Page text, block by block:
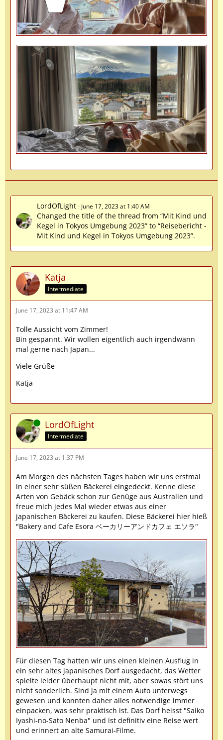
LordOfLight June 17, 2023 at 1:40 AM
Changed the title of the thread from “Mit Kind und
Kegel in Tokyos Umgebung 2023” to “Reisebericht -
Mit Kind und Kegel in Tokyos Umgebung 2023”.
Katja
Intermediate
June 17, 2023 at 11:47 AM
Tolle Aussicht vom Zimmer!
Bin gespannt. Wir wollen eigentlich auch irgendwann
mal gerne nach Japan...
Viele Grüße
Katja
Online LordOfLight
Intermediate
June 17, 2023 at 1:37 PM
Am Morgen des nächsten Tages haben wir uns erstmal
in einer sehr süßen Bäckerei eingedeckt. Kenne diese
Arten von Gebäck schon zur Genüge aus Australien und
freue mich jedes Mal wieder etwas aus einer
japanischen Bäckerei zu kaufen. Diese Bäckerei hier hieß
"Bakery and Cafe Esora ベーカリーアンドカフェ エソラ"
Für diesen Tag hatten wir uns einen kleinen Ausflug in
ein sehr altes japanisches Dorf ausgedacht, das Wetter
spielte leider überhaupt nicht mit, aber sowas stört uns
nicht sonderlich. Sind ja mit einem Auto unterwegs
gewesen und konnten daher alles notwendige immer
einpacken, was sehr praktisch ist. Das Dorf heisst "Saiko
Iyashi-no-Sato Nenba" und ist definitiv eine Reise wert
und erinnert an alte Samurai-Filme.